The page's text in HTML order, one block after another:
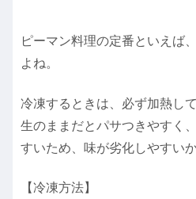
ピーマン料理の定番といえば
よね。
冷凍するときは、必ず加熱し
生のままだとパサつきやすく
すいため、味が劣化しやすいか
【冷凍方法】